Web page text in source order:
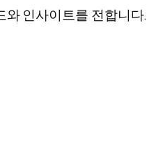
인사이트를 전합니다.